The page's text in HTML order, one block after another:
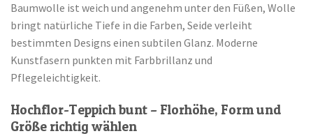
Baumwolle ist weich und angenehm unter den Füßen, Wolle
bringt natürliche Tiefe in die Farben, Seide verleiht
bestimmten Designs einen subtilen Glanz. Moderne
Kunstfasern punkten mit Farbbrillanz und
Pflegeleichtigkeit.
Hochflor-Teppich bunt – Florhöhe, Form und
Größe richtig wählen